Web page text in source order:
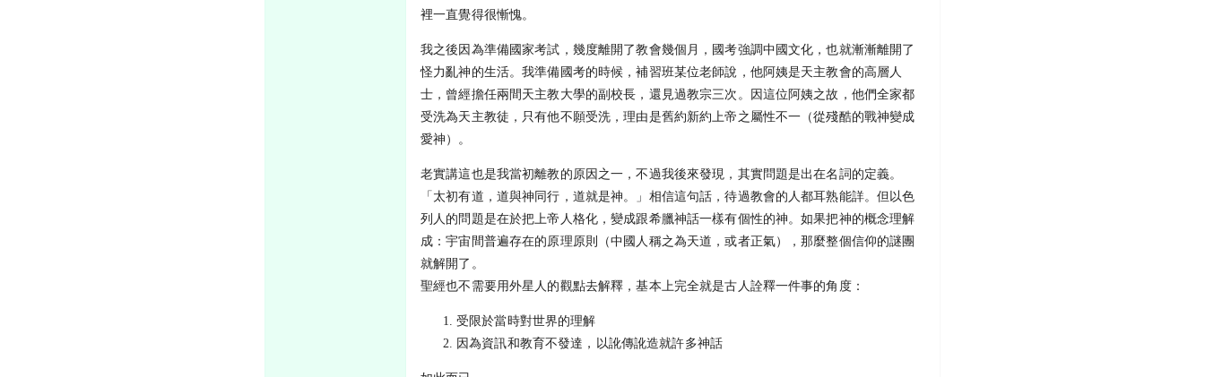
裡一直覺得很慚愧。
我之後因為準備國家考試，幾度離開了教會幾個月，國考強調中國文化，也就漸漸離開了
怪力亂神的生活。我準備國考的時候，補習班某位老師說，他阿姨是天主教會的高層人
士，曾經擔任兩間天主教大學的副校長，還見過教宗三次。因這位阿姨之故，他們全家都
受洗為天主教徒，只有他不願受洗，理由是舊約新約上帝之屬性不一（從殘酷的戰神變成
愛神）。
老實講這也是我當初離教的原因之一，不過我後來發現，其實問題是出在名詞的定義。
「太初有道，道與神同行，道就是神。」相信這句話，待過教會的人都耳熟能詳。但以色
列人的問題是在於把上帝人格化，變成跟希臘神話一樣有個性的神。如果把神的概念理解
成：宇宙間普遍存在的原理原則（中國人稱之為天道，或者正氣），那麼整個信仰的謎團
就解開了。
聖經也不需要用外星人的觀點去解釋，基本上完全就是古人詮釋一件事的角度：
受限於當時對世界的理解
因為資訊和教育不發達，以訛傳訛造就許多神話